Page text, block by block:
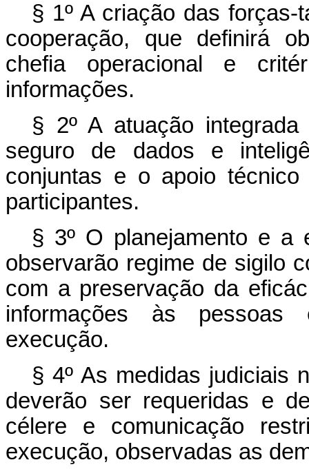
§ 1º A criação das
cooperação, que definirá
chefia operacional e
informações.
§ 2º A atuação integrada
seguro de dados e
conjuntas e o apoio
participantes.
§ 3º O planejamento e a
observarão regime de sigilo
com a preservação da
informações às pessoas
execução.
§ 4º As medidas judiciais
deverão ser requeridas e
célere e comunicação
execução, observadas as